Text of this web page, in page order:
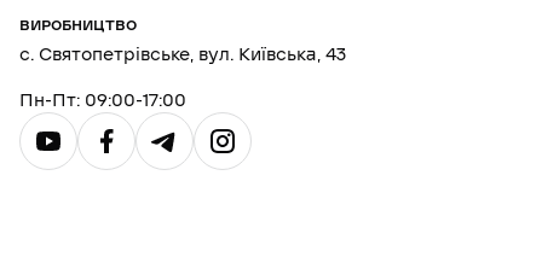
ВИРОБНИЦТВО
с. Святопетрівське, вул. Київська, 43
Пн-Пт: 09:00-17:00